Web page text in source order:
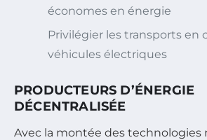
économes en énergie
Privilégier les transports en
véhicules électriques
PRODUCTEURS D’ÉNERGIE
DÉCENTRALISÉE
Avec la montée des technologies